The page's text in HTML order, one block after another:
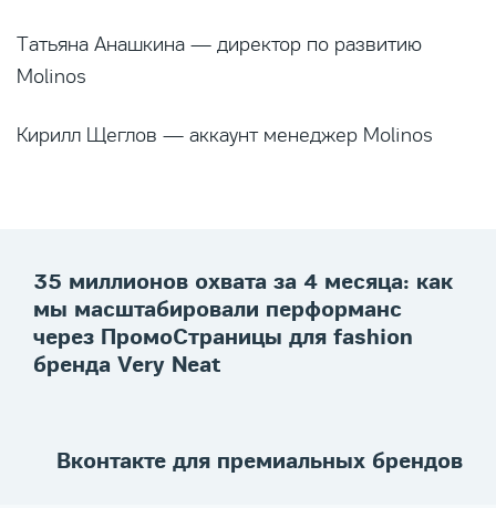
Татьяна Анашкина — директор по развитию
Molinos
Кирилл Щеглов — аккаунт менеджер Molinos
35 миллионов охвата за 4 месяца: как
мы масштабировали перформанс
через ПромоСтраницы для fashion
бренда Very Neat
Вконтакте для премиальных брендов